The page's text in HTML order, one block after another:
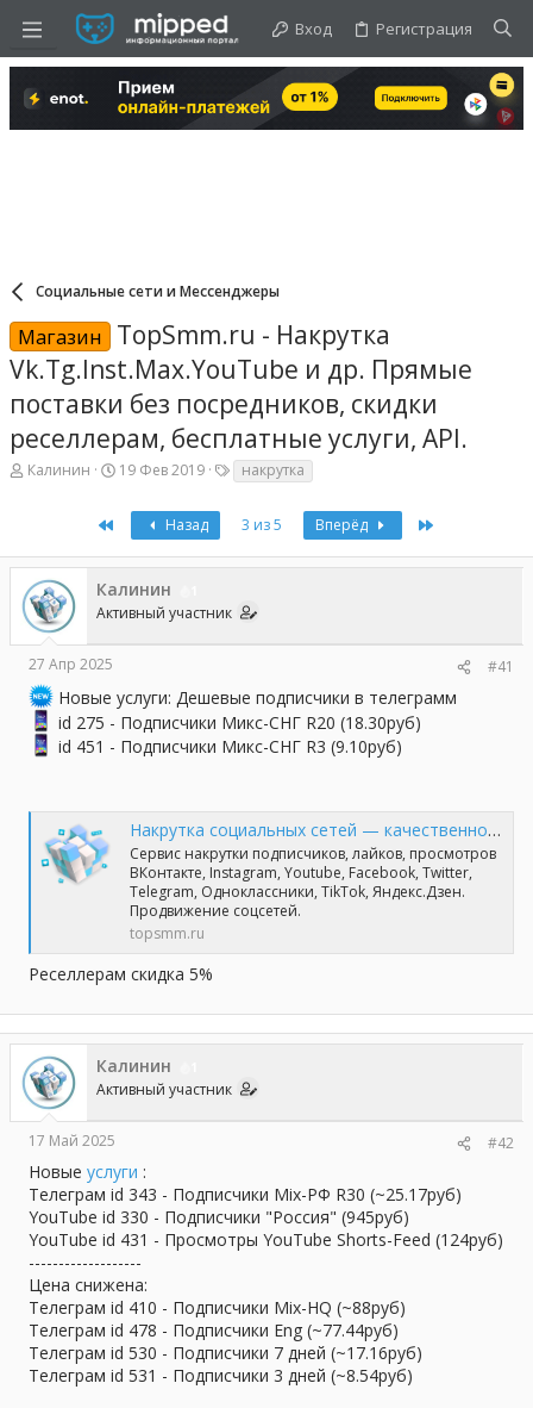
Вход Регистрация
Социальные сети и Мессенджеры
Магазин
TopSmm.ru - Накрутка
Vk.Tg.Inst.Max.YouTube и др. Прямые
поставки без посредников, скидки
реселлерам, бесплатные услуги, API.
А
т
е
м
ы
Калинин
Д
а
ч
а
л
19 Фев 2019
Т
е
накрутка
Назад 3 из 5 Вперёд
Калинин
Активный участник
27 Апр 2025 #41
Новые услуги: Дешевые подписчики в телеграмм
id 275 - Подписчики Микс-СНГ R20 (18.30руб)
id 451 - Подписчики Микс-СНГ R3 (9.10руб)
Накрутка социальных сетей — качественно и профессионально | TopSmm
Сервис накрутки подписчиков, лайков, просмотров
ВКонтакте, Instagram, Youtube, Facebook, Twitter,
Telegram, Одноклассники, TikTok, Яндекс.Дзен.
Продвижение соцсетей.
topsmm.ru
Реселлерам скидка 5%
Калинин
Активный участник
17 Май 2025 #42
Новые услуги :
Телеграм id 343 - Подписчики Mix-РФ R30 (~25.17руб)
YouTube id 330 - Подписчики "Россия" (945руб)
YouTube id 431 - Просмотры YouTube Shorts-Feed (124руб)
-------------------
Цена снижена:
Телеграм id 410 - Подписчики Mix-HQ (~88руб)
Телеграм id 478 - Подписчики Eng (~77.44руб)
Телеграм id 530 - Подписчики 7 дней (~17.16руб)
Телеграм id 531 - Подписчики 3 дней (~8.54руб)